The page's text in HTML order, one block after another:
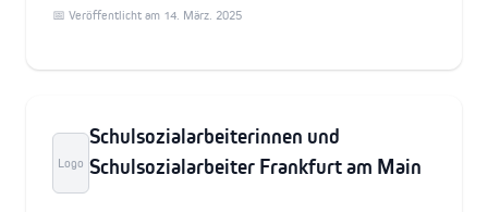
📅 Veröffentlicht am 14. März. 2025
Logo
Schulsozialarbeiterinnen und
Schulsozialarbeiter Frankfurt am Main